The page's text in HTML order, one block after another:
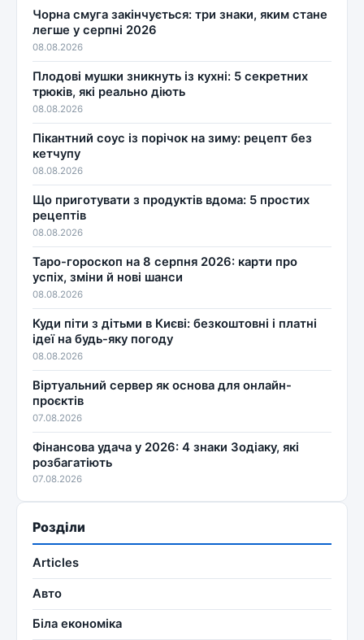
Чорна смуга закінчується: три знаки, яким стане
легше у серпні 2026
08.08.2026
Плодові мушки зникнуть із кухні: 5 секретних
трюків, які реально діють
08.08.2026
Пікантний соус із порічок на зиму: рецепт без
кетчупу
08.08.2026
Що приготувати з продуктів вдома: 5 простих
рецептів
08.08.2026
Таро-гороскоп на 8 серпня 2026: карти про
успіх, зміни й нові шанси
08.08.2026
Куди піти з дітьми в Києві: безкоштовні і платні
ідеї на будь-яку погоду
08.08.2026
Віртуальний сервер як основа для онлайн-
проєктів
07.08.2026
Фінансова удача у 2026: 4 знаки Зодіаку, які
розбагатіють
07.08.2026
Розділи
Articles
Авто
Біла економіка